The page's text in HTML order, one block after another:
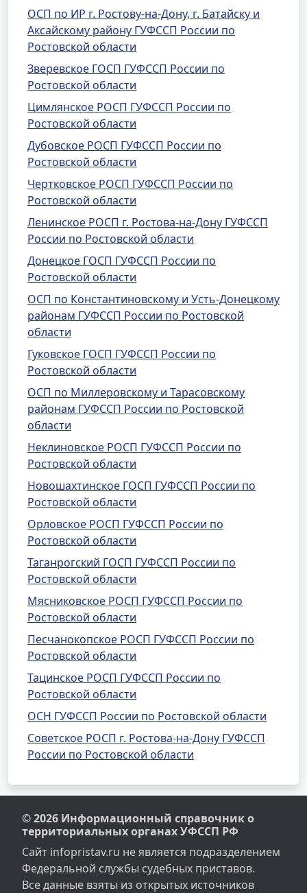
ОСП по ИР г. Ростову-на-Дону, г. Батайску и
Аксайскому району ГУФССП России по
Ростовской области
Зверевское ГОСП ГУФССП России по
Ростовской области
Цимлянское РОСП ГУФССП России по
Ростовской области
Дубовское РОСП ГУФССП России по
Ростовской области
Чертковское РОСП ГУФССП России по
Ростовской области
Ленинское РОСП г. Ростова-на-Дону ГУФССП
России по Ростовской области
Донецкое ГОСП ГУФССП России по
Ростовской области
ОСП по Константиновскому и Усть-Донецкому
районам ГУФССП России по Ростовской
области
Гуковское ГОСП ГУФССП России по
Ростовской области
ОСП по Миллеровскому и Тарасовскому
районам ГУФССП России по Ростовской
области
Неклиновское РОСП ГУФССП России по
Ростовской области
Новошахтинское ГОСП ГУФССП России по
Ростовской области
Орловское РОСП ГУФССП России по
Ростовской области
Таганрогский ГОСП ГУФССП России по
Ростовской области
Мясниковское РОСП ГУФССП России по
Ростовской области
Песчанокопское РОСП ГУФССП России по
Ростовской области
Тацинское РОСП ГУФССП России по
Ростовской области
ОСН ГУФССП России по Ростовской области
Советское РОСП г. Ростова-на-Дону ГУФССП
России по Ростовской области
© 2026 Информационный справочник о
территориальных органах УФССП РФ
Сайт infopristav.ru не является подразделением
Федеральной службы судебных приставов.
Все данные взяты из открытых источников